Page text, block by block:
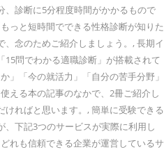
診断に5分程度時間がかかるもので
っと短時間でできる性格診断が知りた
念のためご紹介しましょう。, 長期イ
15問でわかる適職診断」が搭載されて
」「今の就活力」「自分の苦手分野」
える本の記事のなかで、2冊ご紹介し
ればと思います。, 簡単に受験できる
下記3つのサービスが実際に利用し
れも信頼できる企業が運営しているサ